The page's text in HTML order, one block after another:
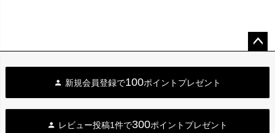
へ
新規会員登録で100ポイントプレゼント
レビュー投稿1件で300ポイントプレゼント